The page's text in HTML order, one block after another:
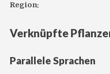
Region:
Verknüpfte
Parallele Sprachen